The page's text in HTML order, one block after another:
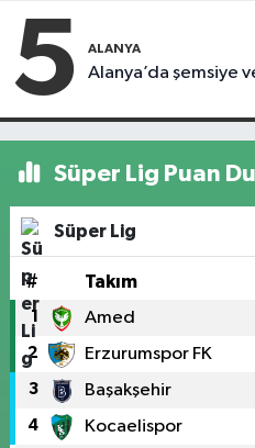
5 ALANYA
Alanya’da şemsiye
Süper Lig Puan
Süper Lig
# Takım
1 Amed
2 Erzurumspor FK
3 Başakşehir
4 Kocaelispor